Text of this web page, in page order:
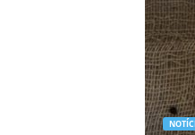
á
v
e
i
s